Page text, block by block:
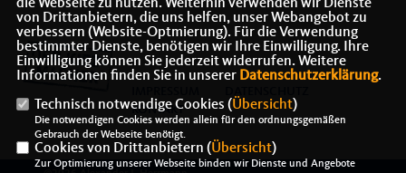
KONTAKT
die Webseite zu nutzen. Weiterhin verwenden wir Dienste
von Drittanbietern, die uns helfen, unser Webangebot zu
verbessern (Website-Optmierung). Für die Verwendung
bestimmter Dienste, benötigen wir Ihre Einwilligung. Ihre
Einwilligung können Sie jederzeit widerrufen. Weitere
Informationen finden Sie in unserer Datenschutzerklärung.
Technisch notwendige Cookies (Übersicht)
Die notwendigen Cookies werden allein für den ordnungsgemäßen
Gebrauch der Webseite benötigt.
Cookies von Drittanbietern (Übersicht)
Zur Optimierung unserer Webseite binden wir Dienste und Angebote